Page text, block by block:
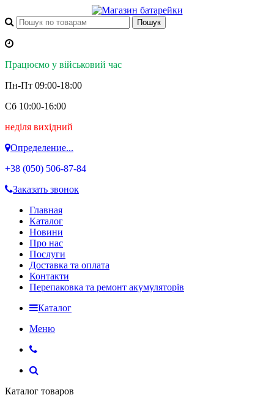
Працюємо у військовий час
Пн-Пт 09:00-18:00
Сб 10:00-16:00
неділя вихідний
Определение...
+38 (050) 506-87-84
Заказать звонок
Главная
Каталог
Новини
Про нас
Послуги
Доставка та оплата
Контакти
Перепаковка та ремонт акумуляторів
Каталог
Меню
Каталог товаров